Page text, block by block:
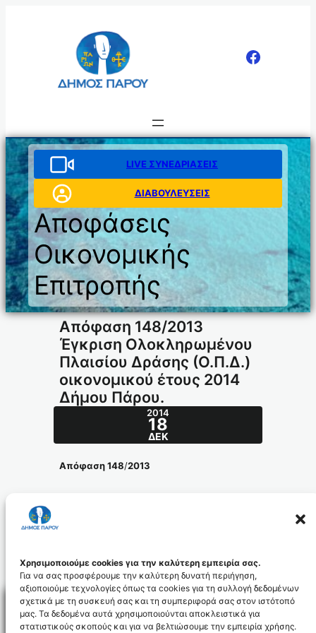
Χρησιμοποιούμε cookies για την καλύτερη εμπειρία σας.
Για να σας προσφέρουμε την καλύτερη δυνατή περιήγηση,
αξιοποιούμε τεχνολογίες όπως τα cookies για τη συλλογή δεδομένων
σχετικά με τη συσκευή σας και τη συμπεριφορά σας στον ιστότοπό
μας. Τα δεδομένα αυτά χρησιμοποιούνται αποκλειστικά για
στατιστικούς σκοπούς και για να βελτιώσουμε την εμπειρία χρήσης.
LIVE ΣΥΝΕΔΡΙΑΣΕΙΣ
ΔΙΑΒΟΥΛΕΥΣΕΙΣ
Αποφάσεις
Οικονομικής
Επιτροπής
Απόφαση 148/2013
Έγκριση Ολοκληρωμένου
Πλαισίου Δράσης (Ο.Π.Δ.)
οικονομικού έτους 2014
Δήμου Πάρου.
2014
18
ΔΕΚ
Απόφαση 148/2013
apofasi_148.2013_id3040